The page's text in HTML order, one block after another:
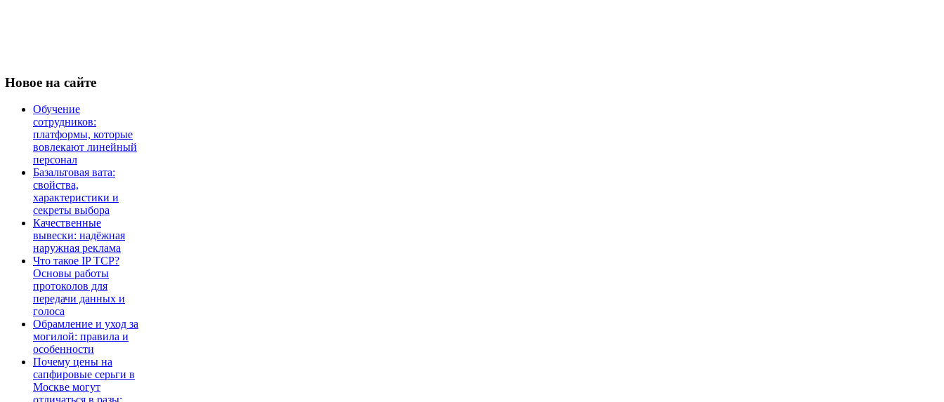
Новое на сайте
Обучение
сотрудников:
платформы, которые
вовлекают линейный
персонал
Базальтовая вата:
свойства,
характеристики и
секреты выбора
Качественные
вывески: надёжная
наружная реклама
Что такое IP TCP?
Основы работы
протоколов для
передачи данных и
голоса
Обрамление и уход за
могилой: правила и
особенности
Почему цены на
сапфировые серьги в
Москве могут